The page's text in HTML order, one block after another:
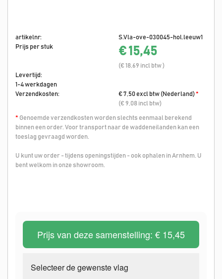
artikelnr:
S.Vla-ove-030045-hol.leeuw1
Prijs per stuk
€ 15,45
(€ 18,69 incl btw )
Levertijd:
1-4 werkdagen
Verzendkosten:
€ 7,50 excl btw (Nederland)*
(€ 9,08 incl btw)
* Genoemde verzendkosten worden slechts eenmaal berekend
binnen een order. Voor transport naar de waddeneilanden kan een
toeslag gevraagd worden.
U kunt uw order - tijdens openingstijden - ook ophalen in Arnhem. U
bent welkom in onze showroom.
Prijs van deze samenstelling: € 15,45
Selecteer de gewenste vlag